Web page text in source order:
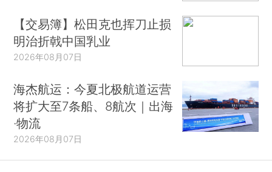
【交易簿】松田克也挥刀止损
明治折戟中国乳业
2026年08月07日
海杰航运：今夏北极航道运营
将扩大至7条船、8航次｜出海
·物流
2026年08月07日